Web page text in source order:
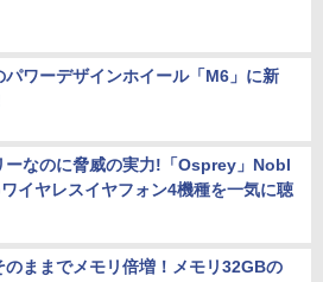
パワーデザインホイール「M6」に新
ーなのに脅威の実力!「Osprey」Nobl
イヤレスイヤフォン4機種を一気に聴
のままでメモリ倍増！メモリ32GBの